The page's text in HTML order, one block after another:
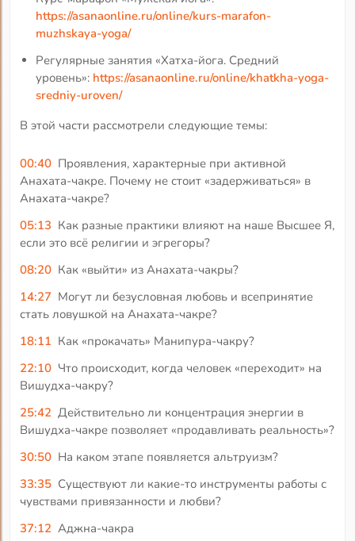
https://asanaonline.ru/online/kurs-marafon-
muzhskaya-yoga/
Регулярные занятия «Хатха-йога. Средний
уровень»: https://asanaonline.ru/online/khatkha-yoga-
sredniy-uroven/
В этой части рассмотрели следующие темы:
00:40 Проявления, характерные при активной
Анахата-чакре. Почему не стоит «задерживаться» в
Анахата-чакре?
05:13 Как разные практики влияют на наше Высшее Я,
если это всё религии и эгрегоры?
08:20 Как «выйти» из Анахата-чакры?
14:27 Могут ли безусловная любовь и всепринятие
стать ловушкой на Анахата-чакре?
18:11 Как «прокачать» Манипура-чакру?
22:10 Что происходит, когда человек «переходит» на
Вишудха-чакру?
25:42 Действительно ли концентрация энергии в
Вишудха-чакре позволяет «продавливать реальность»?
30:50 На каком этапе появляется альтруизм?
33:35 Существуют ли какие-то инструменты работы с
чувствами привязанности и любви?
37:12 Аджна-чакра